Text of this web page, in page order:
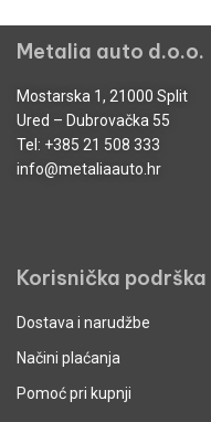
Metalia auto d.o.o.
Mostarska 1, 21000 Split
Ured – Dubrovačka 55
Tel: +385 21 508 333
info@metaliaauto.hr
Korisnička podrška
Dostava i narudžbe
Načini plaćanja
Pomoć pri kupnji